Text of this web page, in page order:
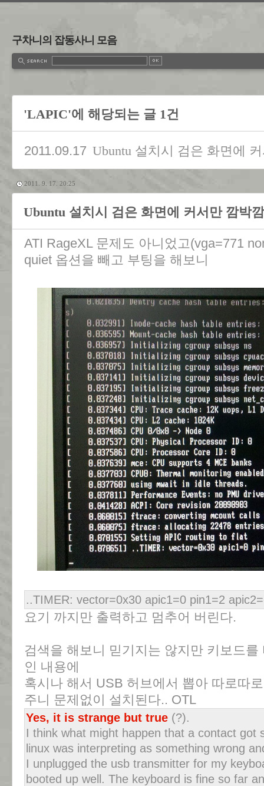
구차니의 잡동사니 모음
'LAPIC'에 해당되는 글 1건
2011.09.17 Ubuntu 설치시 검은 화면에
2011. 9. 17. 20:25
Ubuntu 설치시 검은 화면에 커서만 깜박
ATI RageXL 문제도 아니었고(vga=771
quiet 옵션을 빼고 부팅을 해보니
..TIMER: vector=0x30 apic1=0 pin1=2
요기 까지만 출력하고 멈추어 버린다.
검색을 해보니 믿기지는 않지만 키보드
인 내용에
혹시나 해서 USB 허브에서 뽑아 따로따
주니 문제없이 설치된다.. OTL
Yes, it is strange but true (?).
I think what might happen that a contact got
linux was interpreting as something wrong
I unplugged the usb transmitter for my
booted up well. The keyboard is fine so far